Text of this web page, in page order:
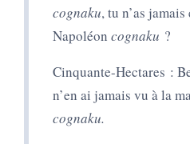
cognaku, tu n’as
Napoléon cognaku ?
Cinquante-Hectares :
n’en ai jamais vu à la
cognaku.